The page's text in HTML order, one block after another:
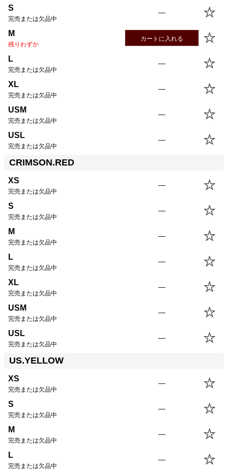
S
完売または欠品中
—
M
残りわずか
カートに入れる
L
完売または欠品中
—
XL
完売または欠品中
—
USM
完売または欠品中
—
USL
完売または欠品中
—
CRIMSON.RED
XS
完売または欠品中
—
S
完売または欠品中
—
M
完売または欠品中
—
L
完売または欠品中
—
XL
完売または欠品中
—
USM
完売または欠品中
—
USL
完売または欠品中
—
US.YELLOW
XS
完売または欠品中
—
S
完売または欠品中
—
M
完売または欠品中
—
L
完売または欠品中
—